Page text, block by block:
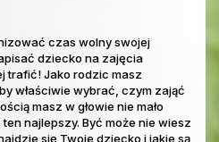
czas wolny swojej
dziecko na zajęcia
trafić! Jako rodzic masz
właściwie wybrać, czym zająć
masz w głowie nie mało
najlepszy. Być może nie wiesz
się Twoje dziecko i jakie są